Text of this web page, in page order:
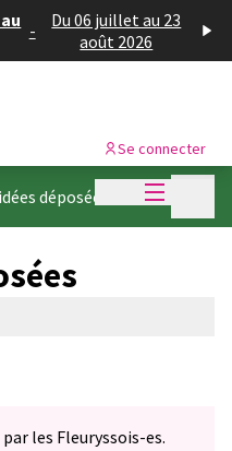
-
Du 06 juillet au 23
août 2026
Menu
Se connecter
déposées
les Fleuryssois-es.